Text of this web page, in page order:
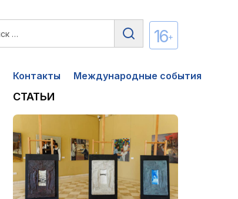
16+
Контакты
Международные события
СТАТЬИ